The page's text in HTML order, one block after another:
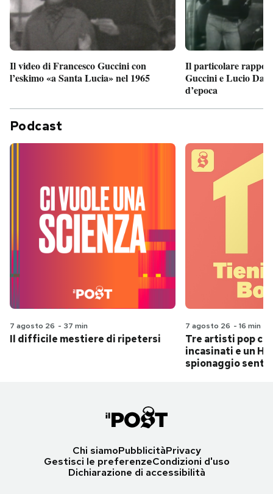
Il video di Francesco Guccini con
l’eskimo «a Santa Lucia» nel 1965
Il particolare
Guccini e Lucio
d’epoca
Podcast
7 agosto 26 - 37 min
Il difficile mestiere di ripetersi
7 agosto 26 - 16 min
Tre artisti pop
incasinati e un
spionaggio
Chi siamoPubblicitàPrivacy
Gestisci le preferenzeCondizioni d'uso
Dichiarazione di accessibilità